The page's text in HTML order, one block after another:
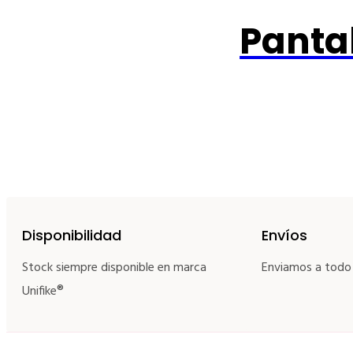
Disponibilidad
Stock siempre disponible en marca
Unifike®
Envíos
Enviamos a